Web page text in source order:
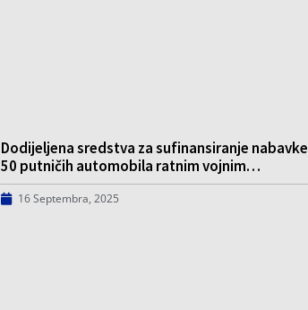
Dodijeljena sredstva za sufinansiranje nabavke
50 putničih automobila ratnim vojnim…
16 Septembra, 2025